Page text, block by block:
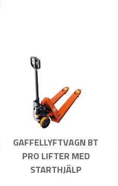
GAFFELLYFTVAGN BT
PRO LIFTER MED
STARTHJÄLP